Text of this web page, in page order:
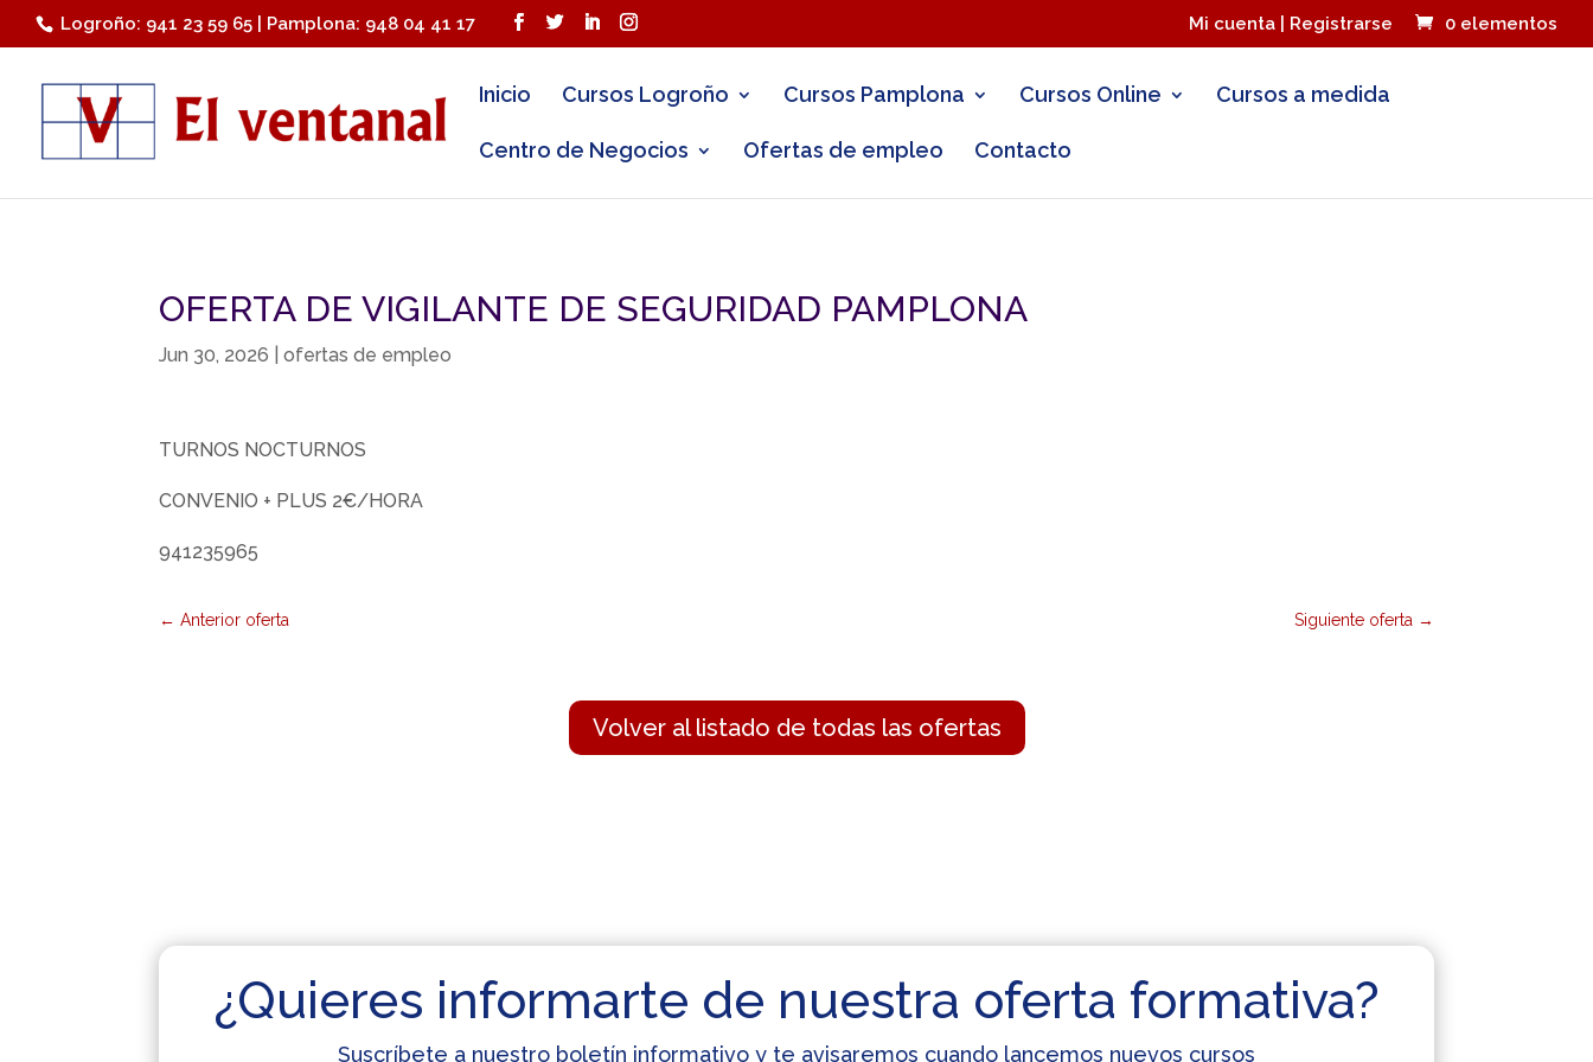
Logroño: 941 23 59 65 | Pamplona: 948 04 41 17 Mi cuenta | Registrarse 0 elementos
Inicio Cursos Logroño Cursos Pamplona Cursos Online Cursos a medida
Centro de Negocios Ofertas de empleo Contacto
OFERTA DE VIGILANTE DE SEGURIDAD PAMPLONA
Jun 30, 2026 |ofertas de empleo
TURNOS NOCTURNOS
CONVENIO + PLUS 2€/HORA
941235965
←Anterior oferta Siguiente oferta →
Volver al listado de todas las ofertas
¿Quieres informarte de nuestra oferta formativa?
Suscríbete a nuestro boletín informativo y te avisaremos cuando lancemos nuevos cursos